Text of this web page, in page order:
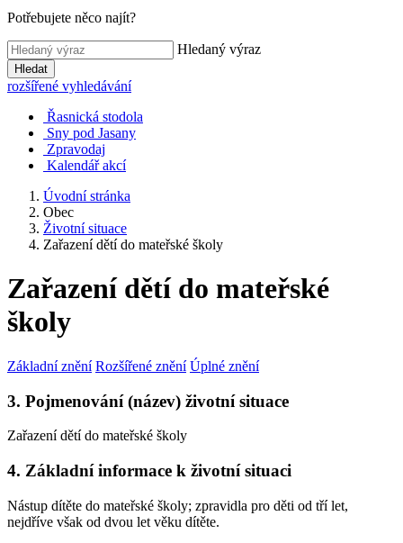
Potřebujete něco najít?
Hledaný výraz
Hledat
rozšířené vyhledávání
Řasnická stodola
Sny pod Jasany
Zpravodaj
Kalendář akcí
Úvodní stránka
Obec
Životní situace
Zařazení dětí do mateřské školy
Zařazení dětí do mateřské
školy
Základní znění Rozšířené znění Úplné znění
3. Pojmenování (název) životní situace
Zařazení dětí do mateřské školy
4. Základní informace k životní situaci
Nástup dítěte do mateřské školy; zpravidla pro děti od tří let,
nejdříve však od dvou let věku dítěte.